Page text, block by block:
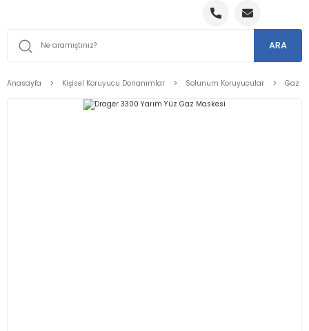
ARA
Anasayfa Kişisel Koruyucu Donanımlar Solunum Koruyucular Gaz